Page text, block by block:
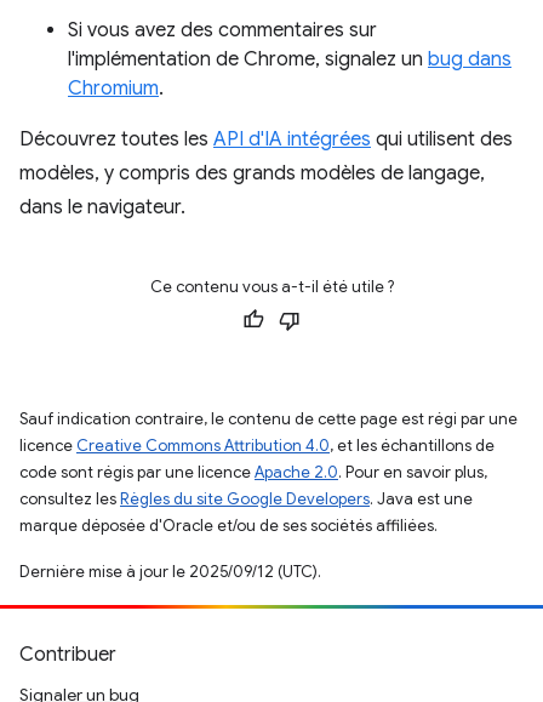
Si vous avez des commentaires sur
l'implémentation de Chrome, signalez un bug dans
Chromium.
Découvrez toutes les API d'IA intégrées qui utilisent des
modèles, y compris des grands modèles de langage,
dans le navigateur.
Ce contenu vous a-t-il été utile ?
Sauf indication contraire, le contenu de cette page est régi par une
licence Creative Commons Attribution 4.0, et les échantillons de
code sont régis par une licenceApache 2.0. Pour en savoir plus,
consultez lesRègles du site Google Developers. Java est une
marque déposée d'Oracle et/ou de ses sociétés affiliées.
Dernière mise à jour le 2025/09/12 (UTC).
Contribuer
Signaler un bug